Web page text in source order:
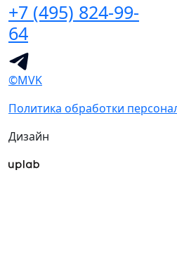
+7 (495) 824-99-
64
©MVK
Политика обработки
Дизайн